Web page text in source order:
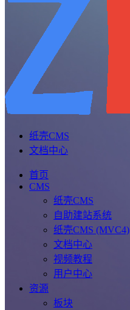
纸壳CMS
文档中心
首页
CMS
纸壳CMS
自助建站系统
纸壳CMS (MVC4)
文档中心
视频教程
用户中心
资源
板块